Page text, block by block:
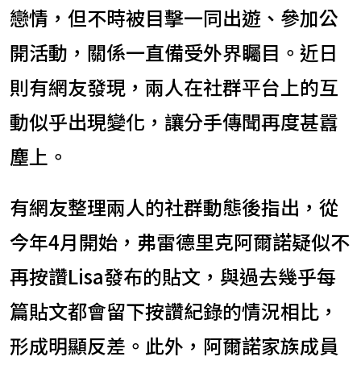
戀情，但不時被目擊一同出遊、參加公
開活動，關係一直備受外界矚目。近日
則有網友發現，兩人在社群平台上的互
動似乎出現變化，讓分手傳聞再度甚囂
塵上。
有網友整理兩人的社群動態後指出，從
今年4月開始，弗雷德里克阿爾諾疑似不
再按讚Lisa發布的貼文，與過去幾乎每
篇貼文都會留下按讚紀錄的情況相比，
形成明顯反差。此外，阿爾諾家族成員